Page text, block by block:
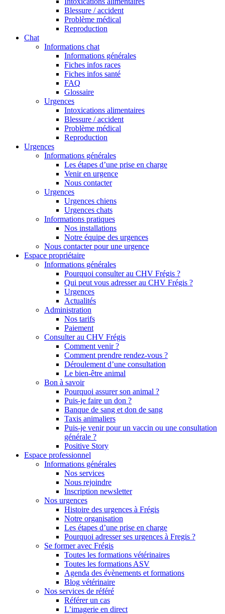
Blessure / accident
Problème médical
Reproduction
Chat
Informations chat
Informations générales
Fiches infos races
Fiches infos santé
FAQ
Glossaire
Urgences
Intoxications alimentaires
Blessure / accident
Problème médical
Reproduction
Urgences
Informations générales
Les étapes d’une prise en charge
Venir en urgence
Nous contacter
Urgences
Urgences chiens
Urgences chats
Informations pratiques
Nos installations
Notre équipe des urgences
Nous contacter pour une urgence
Espace propriétaire
Informations générales
Pourquoi consulter au CHV Frégis ?
Qui peut vous adresser au CHV Frégis ?
Urgences
Actualités
Administration
Nos tarifs
Paiement
Consulter au CHV Frégis
Comment venir ?
Comment prendre rendez-vous ?
Déroulement d’une consultation
Le bien-être animal
Bon à savoir
Pourquoi assurer son animal ?
Puis-je faire un don ?
Banque de sang et don de sang
Taxis animaliers
Puis-je venir pour un vaccin ou une consultation
générale ?
Positive Story
Espace professionnel
Informations générales
Nos services
Nous rejoindre
Inscription newsletter
Nos urgences
Histoire des urgences à Frégis
Notre organisation
Les étapes d’une prise en charge
Pourquoi adresser ses urgences à Fregis ?
Se former avec Frégis
Toutes les formations vétérinaires
Toutes les formations ASV
Agenda des évènements et formations
Blog vétérinaire
Nos services de référé
Référer un cas
L’imagerie en direct